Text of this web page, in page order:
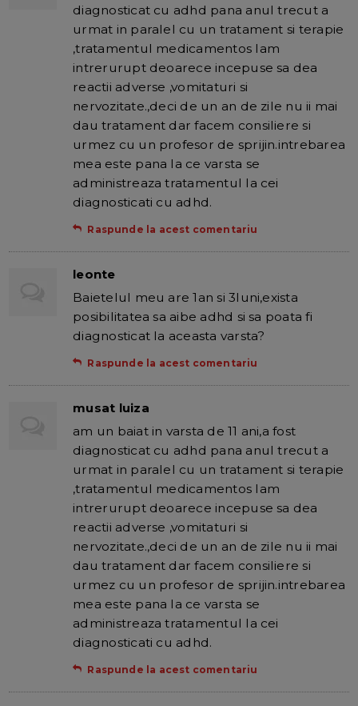
diagnosticat cu adhd pana anul trecut a
urmat in paralel cu un tratament si terapie
,tratamentul medicamentos lam
intrerurupt deoarece incepuse sa dea
reactii adverse ,vomitaturi si
nervozitate.,deci de un an de zile nu ii mai
dau tratament dar facem consiliere si
urmez cu un profesor de sprijin.intrebarea
mea este pana la ce varsta se
administreaza tratamentul la cei
diagnosticati cu adhd.
Raspunde la acest comentariu
leonte
Baietelul meu are 1an si 3luni,exista
posibilitatea sa aibe adhd si sa poata fi
diagnosticat la aceasta varsta?
Raspunde la acest comentariu
musat luiza
am un baiat in varsta de 11 ani,a fost
diagnosticat cu adhd pana anul trecut a
urmat in paralel cu un tratament si terapie
,tratamentul medicamentos lam
intrerurupt deoarece incepuse sa dea
reactii adverse ,vomitaturi si
nervozitate.,deci de un an de zile nu ii mai
dau tratament dar facem consiliere si
urmez cu un profesor de sprijin.intrebarea
mea este pana la ce varsta se
administreaza tratamentul la cei
diagnosticati cu adhd.
Raspunde la acest comentariu